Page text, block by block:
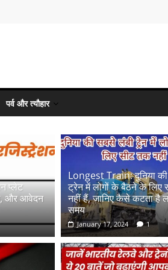
पर्व और त्यौहार
प्लेट
और आवेदन
Longest Train: दुनिया
ट्रेन में लोगों के बैठने के लिए
नहीं हैं, जानिए कैसे कटता है
समय
January 17, 2024 1